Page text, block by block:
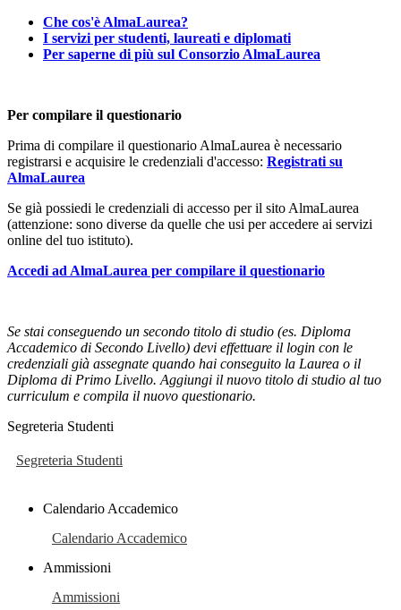
Che cos'è AlmaLaurea?
I servizi per studenti, laureati e diplomati
Per saperne di più sul Consorzio AlmaLaurea
Per compilare il questionario
Prima di compilare il questionario AlmaLaurea è necessario
registrarsi e acquisire le credenziali d'accesso: Registrati su
AlmaLaurea
Se già possiedi le credenziali di accesso per il sito AlmaLaurea
(attenzione: sono diverse da quelle che usi per accedere ai servizi
online del tuo istituto).
Accedi ad AlmaLaurea per compilare il questionario
Se stai conseguendo un secondo titolo di studio (es. Diploma
Accademico di Secondo Livello) devi effettuare il login con le
credenziali già assegnate quando hai conseguito la Laurea o il
Diploma di Primo Livello. Aggiungi il nuovo titolo di studio al tuo
curriculum e compila il nuovo questionario.
Segreteria Studenti
Segreteria Studenti
Calendario Accademico
Calendario Accademico
Ammissioni
Ammissioni